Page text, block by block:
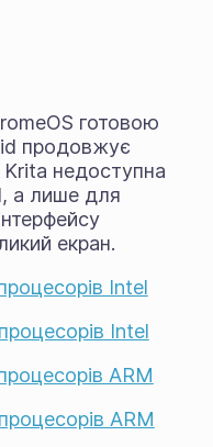
готовою
продовжує
Krita недоступна
а лише для
екран.
Intel
Intel
ARM
ARM